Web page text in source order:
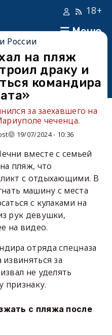
Меню
18+
России
на пляж
драку и
командира
за заехавшего на
чеченца.
19/07/2024 - 10:36
вместе с семьей
пляж, что
с отдыхающими. В
машину с места
с кулаками на
рук девушки,
на видео.
отряда спецназа
за
не уделять
признаку.
с пляжа после